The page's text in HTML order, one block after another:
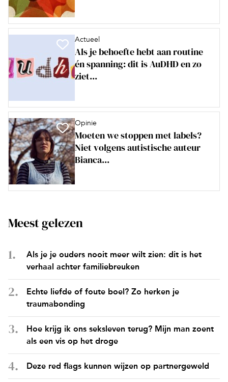
Actueel
Als je behoefte hebt aan routine
én spanning: dit is AuDHD en zo
ziet...
Opinie
Moeten we stoppen met labels?
Niet volgens autistische auteur
Bianca...
Meest gelezen
Als je je ouders nooit meer wilt zien: dit is het
verhaal achter familiebreuken
Echte liefde of foute boel? Zo herken je
traumabonding
Hoe krijg ik ons seksleven terug? Mijn man zoent
als een vis op het droge
Deze red flags kunnen wijzen op partnergeweld